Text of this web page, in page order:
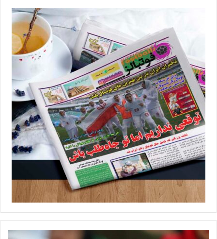
سیرجانی‌ها بعد از باخت مقابل سپاهان، برابر خاتون بم هم ناکام در
کسب پیروزی بودند و شکستی 4 بر 2 را در خانه متحمل شدند تا نه‌تنها
صدر جدول که حالا رتبه دوم را هم از دست بدهند. اختلاف 6 امتیازی با
صدر جدول باعث شد تا مدیران باشگاه شهرداری سیرجان به روند
نتیجه‌گیری تیم خود و فاصله گرفتن از صدر جدول ورود کنند و سعید
خاتم که به تازگی از سوی شهردار سیرجان به عنوان مدیرعامل باشگاه
انتخاب شده، در تصمیمی غیرمنتظره حکم اخراج مریم جهان‌نجاتی را
امضا کرد.
خاتم در شرایطی دستور به برکناری سرمربی باسابقه سیرجانی‌ها داد، که
او را در سمت مربی تیم‌های پایه منصوب کرد. انتصابی که بیشتر به
منزله یک تبعید به نظر می‌رسد اما با این وجود در نقطه مقابل مریم
جهان‌نجاتی تصمیم گرفته تا سکوت را در پیش بگیرد و نسبت به حواشی
ایجاد واکنشی نداشته باشد. 2 باخت مقابل 2 رقیب اصلی در مسیر
قهرمانی زمینه‌ساز اخراج سرمربی‌ای شد که توانسته بود شهرداری
کند اما ناکام در قهرمانی لیگ پانزدهم باعث شده تا مدیران سیرجانی با
وجود افزایش هزینه‌های تیم‌شان، عملکرد مریم جهان‌نجاتی را ضعیف